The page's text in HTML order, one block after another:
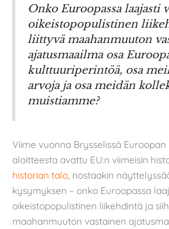
Onko Euroopassa laajasti
oikeistopopulistinen
liittyvä maahanmuuton
ajatusmaailma osa
kulttuuriperintöä, osa
arvoja ja osa meidän
muistiamme?
Viime vuonna Brysselissä
aloitteesta avattu EU:n viimeisin
historian talo , nostaakin
kysymyksen – onko Euroopassa
oikeistopopulistinen liikehdintä ja
maahanmuuton vastainen